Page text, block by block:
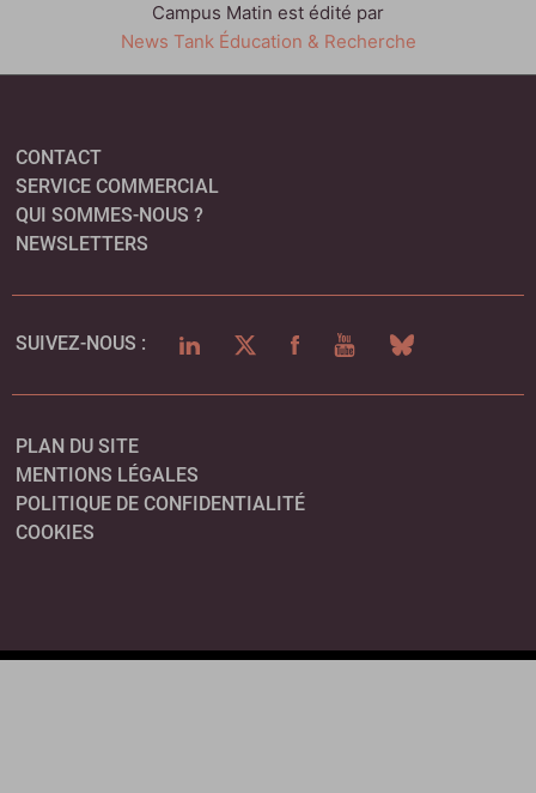
Campus Matin est édité par
News Tank Éducation & Recherche
CONTACT
SERVICE COMMERCIAL
QUI SOMMES-NOUS ?
NEWSLETTERS
SUIVEZ-NOUS : LINKEDINTWITTERFACEBOOKYOUTUBEBLUESKY
PLAN DU SITE
MENTIONS LÉGALES
POLITIQUE DE CONFIDENTIALITÉ
COOKIES